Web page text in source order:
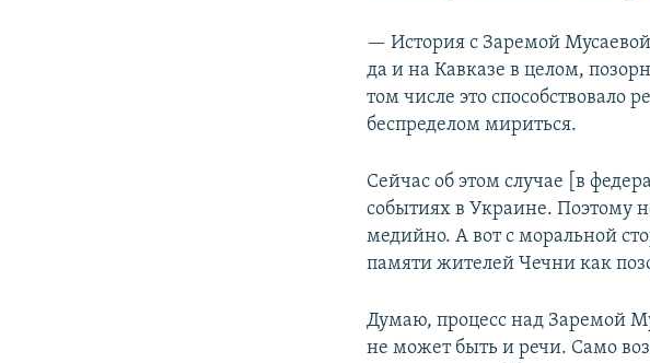
— История с Заремой
да и на Кавказе в целом,
том числе это способствовало
беспределом мириться.
Сейчас об этом случае [в
событиях в Украине. Поэтому
медийно. А вот с моральной
памяти жителей Чечни как
Думаю, процесс над Заремой
не может быть и речи. Само